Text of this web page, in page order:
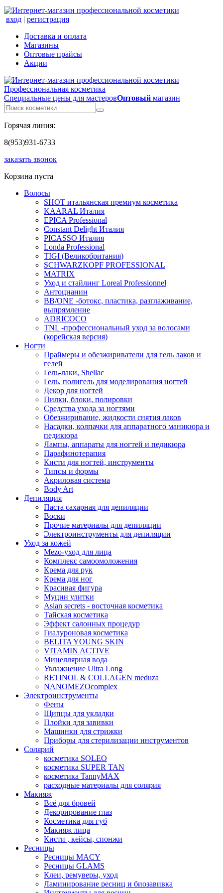
вход | регистрация
Доставка и оплата
Магазины
Оптовые прайсы
Акции
Профессиональная косметика
Специальные цены для мастеровОптовый магазин
Горячая линия:
8(953)931-6733
заказать звонок
Корзина пуста
Волосы
SHOT итальянская премиум косметика
KAARAL Италия
EPICA Professional
Constant Delight Италия
PICASSO Италия
Londa Professional
TIGI (Великобритания)
SCHWARZKOPF PROFESSIONAL
MATRIX
Уход и стайлинг Loreal Professionnel
Антоцианин
BB/ONE -ботокс, пластика, разглаживание,
выпрямление
ADRICOCO
TNL -профессиональный уход за волосами
(корейская версия)
Ногти
Праймеры и обезжириватели для гель лаков и
гелей
Гель-лаки, Shellac
Гель, полигель для моделирования ногтей
Декор для ногтей
Пилки, блоки, полировки
Средства ухода за ногтями
Обезжиривание, жидкости снятия лаков
Насадки, колпачки для аппаратного маникюра и
педикюра
Лампы, аппараты для ногтей и педикюра
Парафинотерапия
Кисти для ногтей, инструменты
Типсы и формы
Акриловая система
Body Art
Депиляция
Паста сахарная для депиляции
Воски
Прочие материалы для депиляции
Электроинструменты для депиляции
Уход за кожей
Mezo-уход для лица
Комплекс самоомоложения
Крема для рук
Крема для ног
Красивая фигура
Муцин улитки
Asian seсrets - восточная косметика
Тайская косметика
Эффект салонных процедур
Гиалуроновая косметика
BELITA YOUNG SKIN
VITAMIN ACTIVE
Мицеллярная вода
Увлажнение Ultra Long
RETINOL & COLLAGEN meduza
NANOMEZOcomplex
Электроинструменты
Фены
Щипцы для укладки
Плойки для завивки
Машинки для стрижки
Приборы для стерилизации инструментов
Солярий
косметика SOLEO
косметика SUPER TAN
косметика TannyMAX
расходные материалы для солярия
Макияж
Всё для бровей
Декорирование глаз
Косметика для губ
Макияж лица
Кисти , кейсы, спонжи
Ресницы
Ресницы MACY
Ресницы GLAMS
Клеи, ремуверы, уход
Ламинирование ресниц и биозавивка